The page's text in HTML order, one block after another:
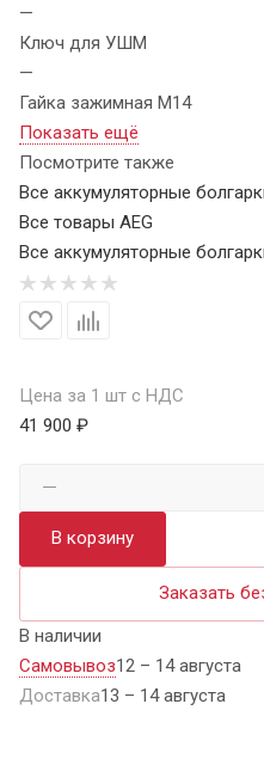
—
Ключ для УШМ
—
Гайка зажимная M14
Показать ещё
Посмотрите также
Все аккумуляторные
Все товары AEG
Все аккумуляторные
Цена за 1 шт с НДС
41 900 ₽
В корзину
Заказать
В наличии
Самовывоз12 – 14 августа
Доставка13 – 14 августа